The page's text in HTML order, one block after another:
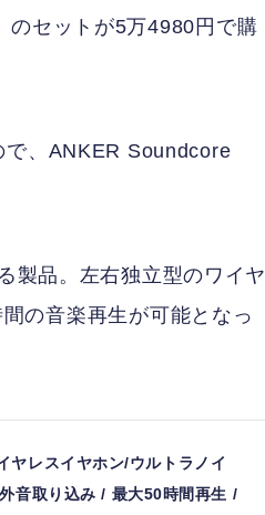
セットが5万4980円で購
、ANKER Soundcore
製品。左右独立型のワイヤ
の音楽再生が可能となっ
レスイヤホン/ウルトラノイ
音取り込み / 最大50時間再生 /